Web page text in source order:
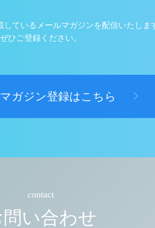
しているメールマガジンを配信いたしま
ぜひご登録ください。
ガジン登録はこちら
contact
問い合わせ